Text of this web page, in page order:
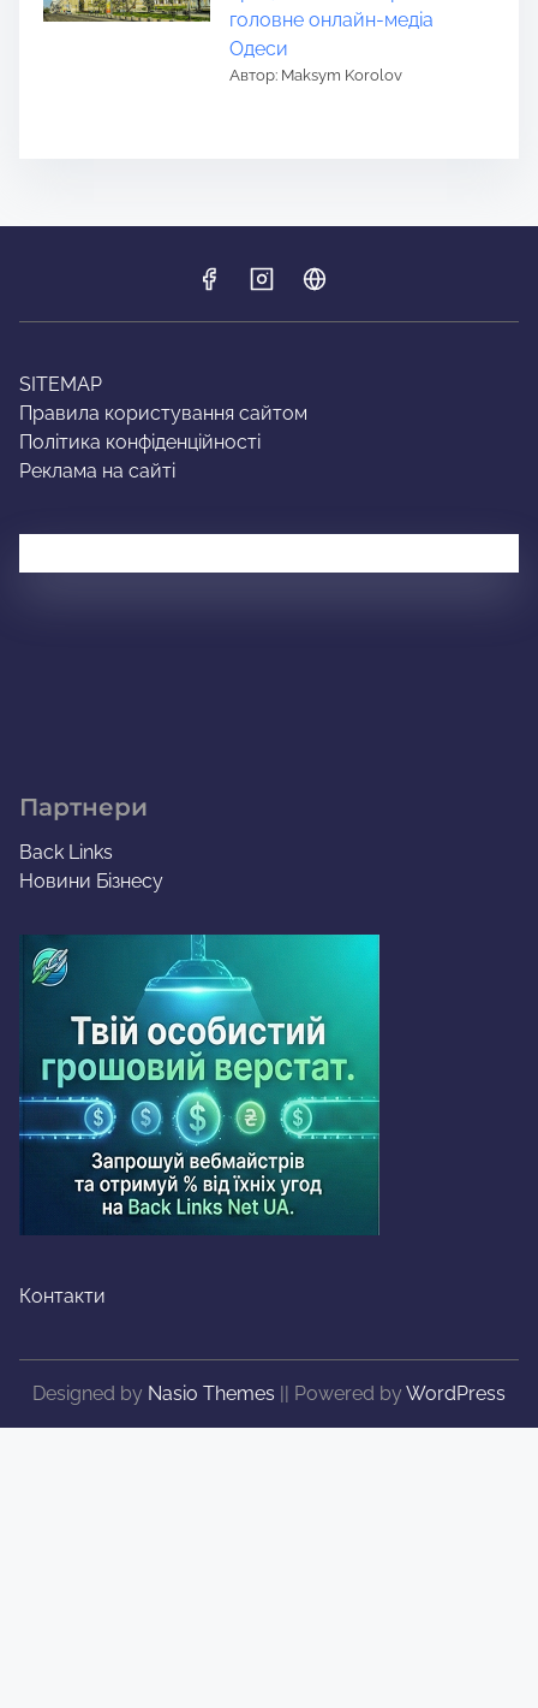
головне онлайн-медіа
Одеси
Автор: Maksym Korolov
SITEMAP
Правила користування сайтом
Політика конфіденційності
Реклама на сайті
Партнери
Back Links
Новини Бізнесу
Контакти
Designed by Nasio Themes || Powered by WordPress